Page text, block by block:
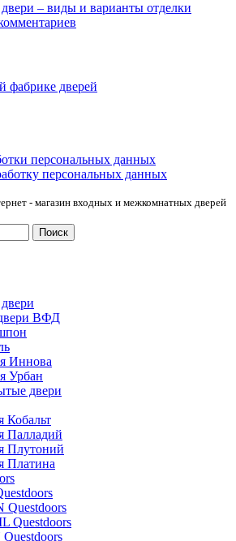
– виды и варианты отделки
фабрике дверей
персональных данных
персональных данных
- магазин входных и межкомнатных дверей
Поиск
ВФД
Иннова
Урбан
двери
Кобальт
Палладий
Плутоний
Платина
Questdoors
Questdoors